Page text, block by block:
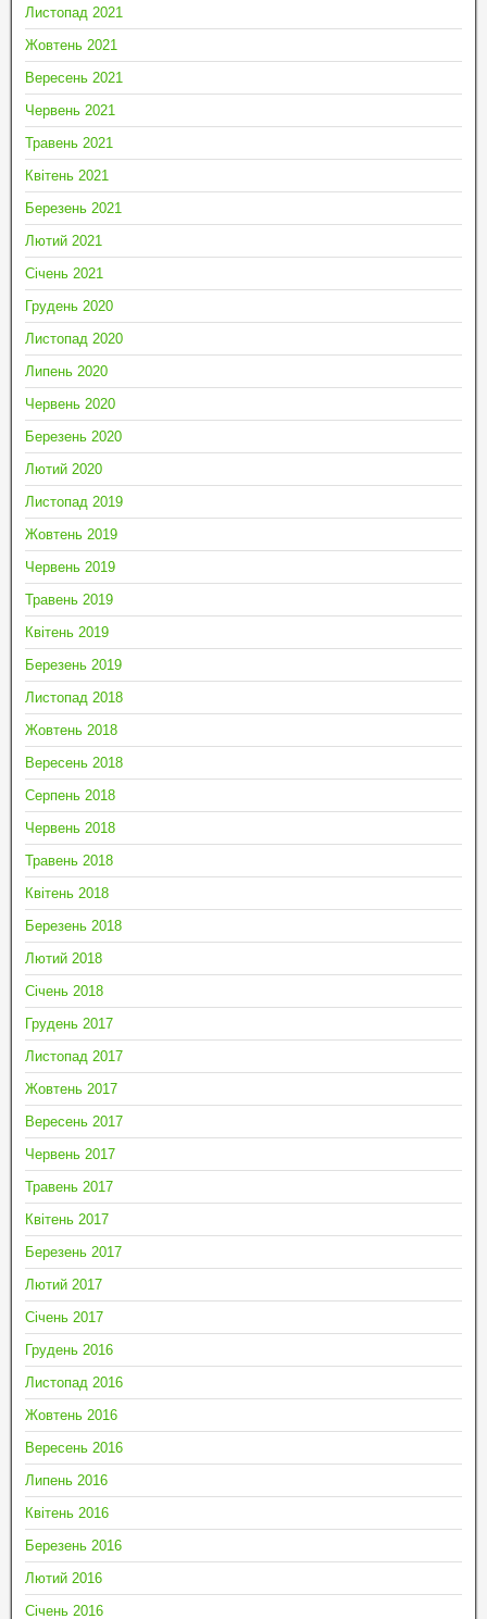
Листопад 2021
Жовтень 2021
Вересень 2021
Червень 2021
Травень 2021
Квітень 2021
Березень 2021
Лютий 2021
Січень 2021
Грудень 2020
Листопад 2020
Липень 2020
Червень 2020
Березень 2020
Лютий 2020
Листопад 2019
Жовтень 2019
Червень 2019
Травень 2019
Квітень 2019
Березень 2019
Листопад 2018
Жовтень 2018
Вересень 2018
Серпень 2018
Червень 2018
Травень 2018
Квітень 2018
Березень 2018
Лютий 2018
Січень 2018
Грудень 2017
Листопад 2017
Жовтень 2017
Вересень 2017
Червень 2017
Травень 2017
Квітень 2017
Березень 2017
Лютий 2017
Січень 2017
Грудень 2016
Листопад 2016
Жовтень 2016
Вересень 2016
Липень 2016
Квітень 2016
Березень 2016
Лютий 2016
Січень 2016